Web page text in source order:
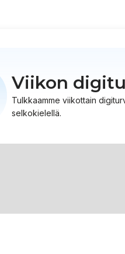
Viikon
Tulkkaamme viikottain
selkokielellä.